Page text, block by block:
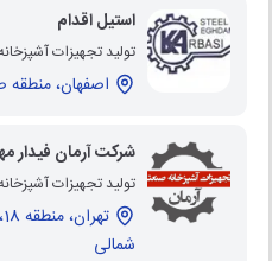
استیل اقدام
تولید تجهیزات
اصفهان، منطقه
شرکت آرمان فیدار
تولید تجهیزات
شمالی